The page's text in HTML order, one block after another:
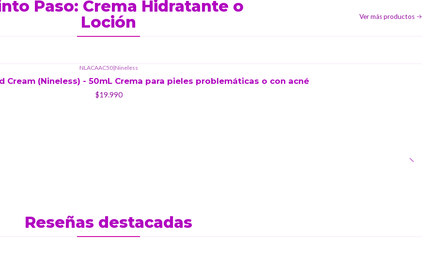
Paso: Crema Hidratante o
Loción
Ver más productos
NLACAAC50|Nineless
Cream (Nineless) - 50mL Crema para pieles problemáticas o con acné
$19.990
Reseñas destacadas